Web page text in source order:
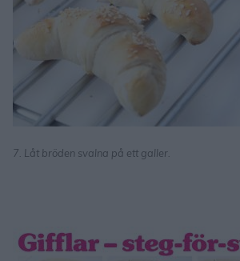
7. Låt bröden svalna på ett galler.